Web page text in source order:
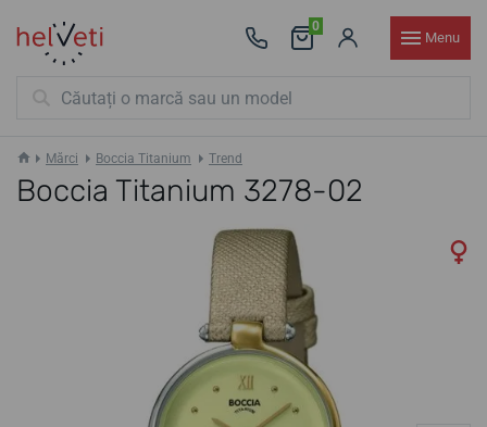
0
Menu
Mărci Boccia Titanium Trend
Boccia Titanium 3278-02